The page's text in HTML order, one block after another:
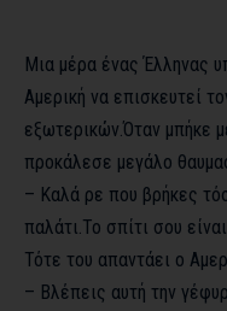
Μια μέρα ένας Έλληνας
Αμερική να επισκευτεί
εξωτερικών.Όταν μπήκε
προκάλεσε μεγάλο
– Καλά ρε που βρήκες
παλάτι.Το σπίτι σου
Τότε του απαντάει ο
– Βλέπεις αυτή την